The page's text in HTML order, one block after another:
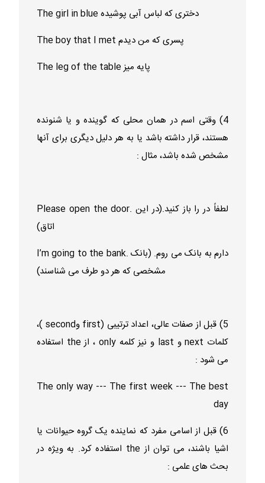
The girl in blue دختری که لباس آبی پوشیده
The boy that I met پسری که من دیدم
The leg of the table پایه میز
4) وقتی اسم در همان محلی که گوینده و یا شنونده
هستند، قرار داشته باشد یا به هر دلیل دیگری برای آنها
مشخص شده باشد، مثال :
Please open the door. لطفاً در را باز کنید.(در این
اتاق)
I’m going to the bank. دارم به بانک می روم. (بانک
مشخصی که هر دو طرف می شناسند)
5) قبل از صفات عالی، اعداد ترتیبی (first وsecond )،
کلمات next و last و نیز کلمه only ، از the استفاده
می شود :
The only way --- The first week --- The best
day
6) قبل از اسامی مفرد که نماینده یک گروه حیوانات یا
اشیا باشند، می توان از the استفاده کرد. به ویژه در
بحث های علمی :